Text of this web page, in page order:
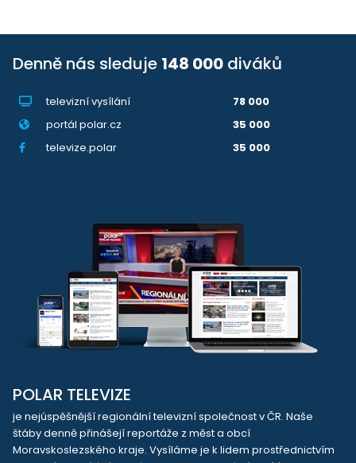
Denně nás sleduje 148 000 diváků
televizní vysílání
78 000
portál polar.cz
35 000
televize.polar
35 000
POLAR TELEVIZE
je nejúspěšnější regionální televizní společnost v ČR. Naše
štáby denně přinášejí reportáže z měst a obcí
Moravskoslezského kraje. Vysíláme je k lidem prostřednictvím